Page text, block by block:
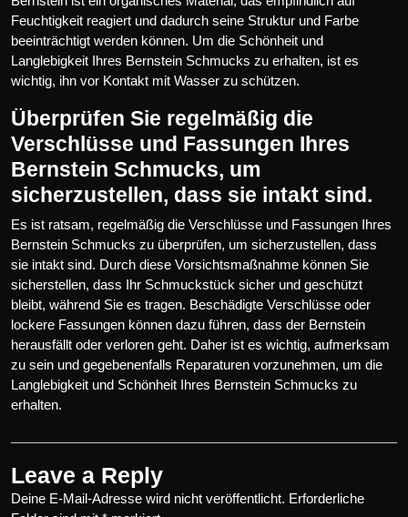
Feuchtigkeit reagiert und dadurch seine Struktur und Farbe
beeinträchtigt werden können. Um die Schönheit und
Langlebigkeit Ihres Bernstein Schmucks zu erhalten, ist es
wichtig, ihn vor Kontakt mit Wasser zu schützen.
Überprüfen Sie regelmäßig die
Verschlüsse und Fassungen Ihres
Bernstein Schmucks, um
sicherzustellen, dass sie intakt sind.
Es ist ratsam, regelmäßig die Verschlüsse und Fassungen Ihres
Bernstein Schmucks zu überprüfen, um sicherzustellen, dass
sie intakt sind. Durch diese Vorsichtsmaßnahme können Sie
sicherstellen, dass Ihr Schmuckstück sicher und geschützt
bleibt, während Sie es tragen. Beschädigte Verschlüsse oder
lockere Fassungen können dazu führen, dass der Bernstein
herausfällt oder verloren geht. Daher ist es wichtig, aufmerksam
zu sein und gegebenenfalls Reparaturen vorzunehmen, um die
Langlebigkeit und Schönheit Ihres Bernstein Schmucks zu
erhalten.
Leave a Reply
Deine E-Mail-Adresse wird nicht veröffentlicht. Erforderliche